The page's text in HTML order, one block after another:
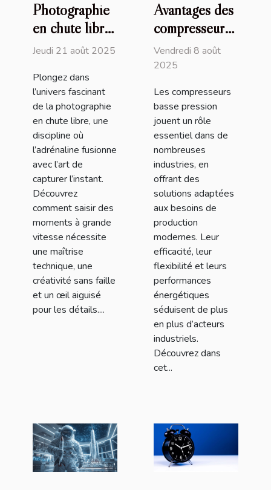
Photographie
en chute libre
: capturer des
grande vitesse
Jeudi 21 août 2025
Plongez dans
l’univers fascinant
de la photographie
en chute libre, une
discipline où
l’adrénaline fusionne
avec l’art de
capturer l’instant.
Découvrez
comment saisir des
moments à grande
vitesse nécessite
une maîtrise
technique, une
créativité sans faille
et un œil aiguisé
pour les détails....
Avantages des
compresseurs
basse pression
dans les
modernes
Vendredi 8 août
2025
Les compresseurs
basse pression
jouent un rôle
essentiel dans de
nombreuses
industries, en
offrant des
solutions adaptées
aux besoins de
production
modernes. Leur
efficacité, leur
flexibilité et leurs
performances
énergétiques
séduisent de plus
en plus d’acteurs
industriels.
Découvrez dans
cet...